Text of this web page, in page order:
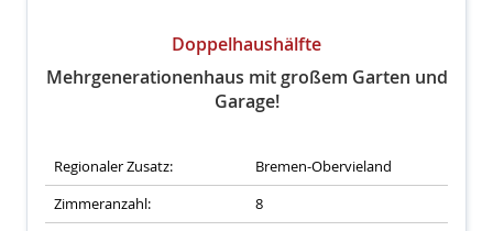
Doppelhaushälfte
Mehrgenerationenhaus mit großem Garten und
Garage!
Regionaler Zusatz:
Bremen-Obervieland
Zimmeranzahl:
8